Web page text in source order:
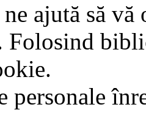
ajută să
Folosind
personale